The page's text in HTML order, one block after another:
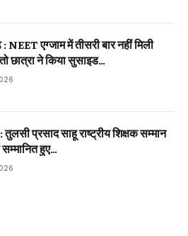
NEET एग्जाम में तीसरी बार नहीं मिली
छात्रा ने किया सुसाइड…
प्रसाद साहू राष्ट्रीय शिक्षक सम्मान
हुए…